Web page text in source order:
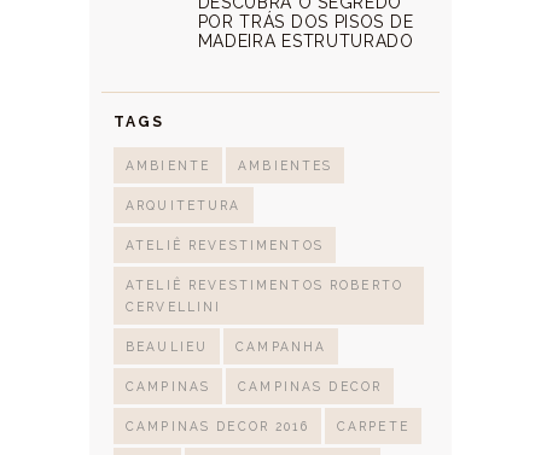
POR TRÁS DOS PISOS DE
MADEIRA ESTRUTURADO
TAGS
AMBIENTE AMBIENTES
ARQUITETURA
ATELIÊ REVESTIMENTOS
ATELIÊ REVESTIMENTOS ROBERTO
CERVELLINI
BEAULIEU CAMPANHA
CAMPINAS CAMPINAS DECOR
CAMPINAS DECOR 2016 CARPETE